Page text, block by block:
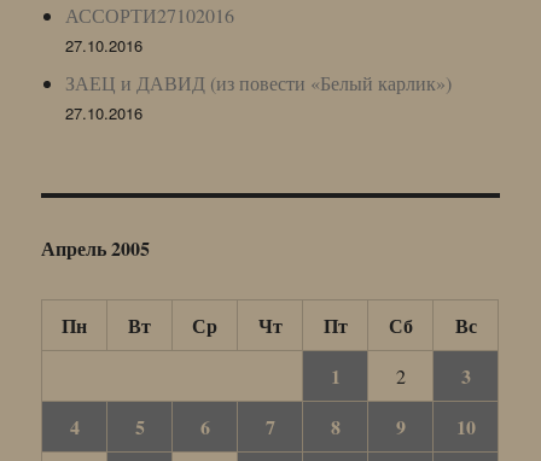
АССОРТИ27102016
27.10.2016
ЗАЕЦ и ДАВИД (из повести «Белый карлик»)
27.10.2016
Апрель 2005
Пн Вт Ср Чт Пт Сб
Вс
1
2
3
4
5 6 7 8 9 10